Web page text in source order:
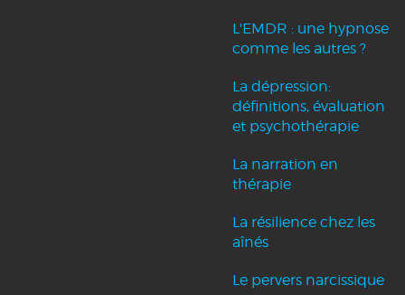
L'EMDR : une hypnose
comme les autres ?
La dépression:
définitions, évaluation
et psychothérapie
La narration en
thérapie
La résilience chez les
aînés
Le pervers narcissique